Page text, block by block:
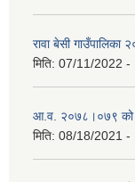
रावा बेसी
मिति: 07/11/2022 -
आ.व. २०७८।०७९ को
मिति: 08/18/2021 -